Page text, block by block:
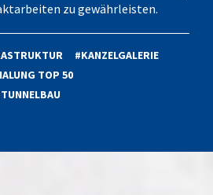
zu gewährleisten.
#KANZELGALERIE
TOP 50